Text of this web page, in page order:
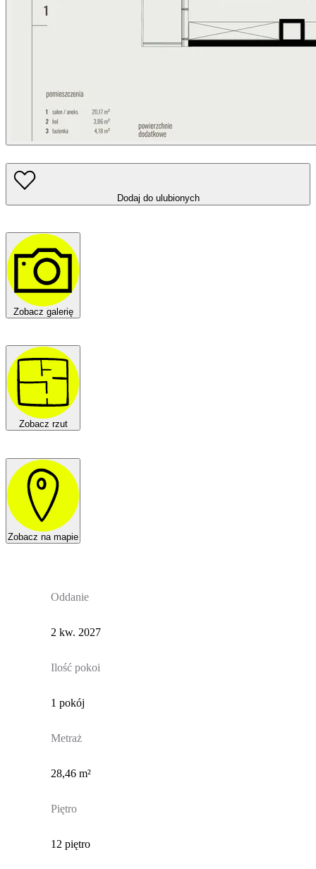
Dodaj do ulubionych
Zobacz galerię
Zobacz rzut
Zobacz na mapie
Oddanie
2 kw. 2027
Ilość pokoi
1 pokój
Metraż
28,46 m²
Piętro
12 piętro